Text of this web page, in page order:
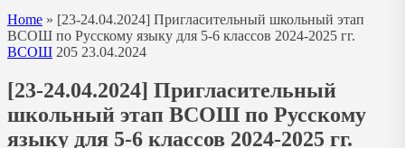
Home » [23-24.04.2024] Пригласительный школьный этап
ВСОШ по Русскому языку для 5-6 классов 2024-2025 гг.
ВСОШ 205 23.04.2024
[23-24.04.2024] Пригласительный
школьный этап ВСОШ по Русскому
языку для 5-6 классов 2024-2025 гг.